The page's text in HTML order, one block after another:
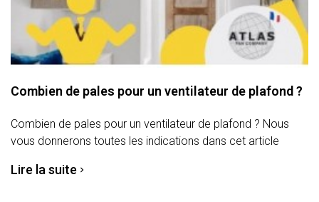
Combien de pales pour un ventilateur de plafond ?
Combien de pales pour un ventilateur de plafond ? Nous
vous donnerons toutes les indications dans cet article
Lire la suite